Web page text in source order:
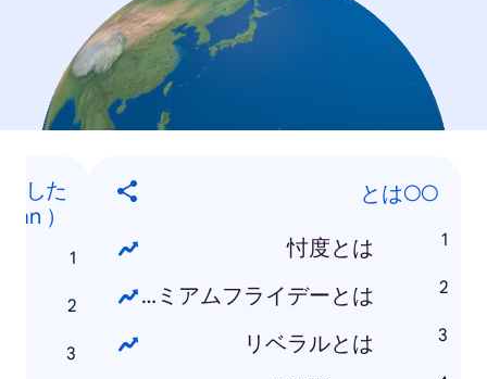
○○とは
忖度とは
プレミアムフライデーとは
リベラルとは
した
）